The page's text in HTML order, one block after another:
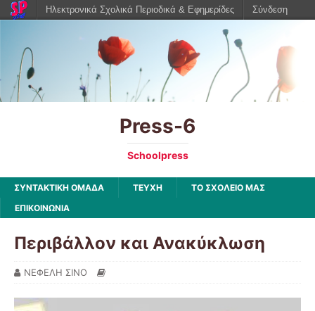
Press-6
Schoolpress
ΣΥΝΤΑΚΤΙΚΗ ΟΜΑΔΑ ΤΕΥΧΗ
ΤΟ ΣΧΟΛΕΙΟ ΜΑΣ
ΕΠΙΚΟΙΝΩΝΙΑ
Περιβάλλον και Ανακύκλωση
ΝΕΦΕΛΗ ΣΙΝΟ
Ηλεκτρονικά Σχολικά Περιοδικά & Εφημερίδες Σύνδεση